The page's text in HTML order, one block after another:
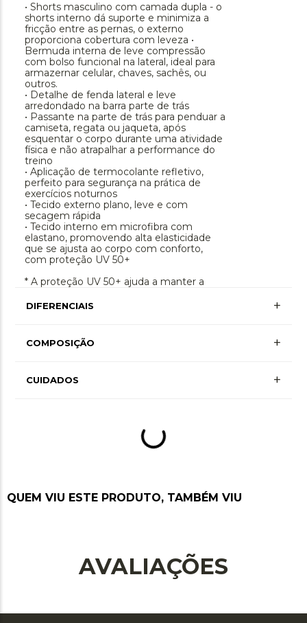
• Shorts masculino com camada dupla - o
shorts interno dá suporte e minimiza a
fricção entre as pernas, o externo
proporciona cobertura com leveza •
Bermuda interna de leve compressão
com bolso funcional na lateral, ideal para
armazernar celular, chaves, sachês, ou
outros.
• Detalhe de fenda lateral e leve
arredondado na barra parte de trás
• Passante na parte de trás para penduar a
camiseta, regata ou jaqueta, após
esquentar o corpo durante uma atividade
física e não atrapalhar a performance do
treino
• Aplicação de termocolante refletivo,
perfeito para segurança na prática de
exercícios noturnos
• Tecido externo plano, leve e com
secagem rápida
• Tecido interno em microfibra com
elastano, promovendo alta elasticidade
que se ajusta ao corpo com conforto,
com proteção UV 50+
* A proteção UV 50+ ajuda a manter a
onde há cobertura do tecido
DIFERENCIAIS +
+ Mais Informações
+ Mais Informações
COMPOSIÇÃO +
Poliester 85% • Elastano 15% • Forro Poliamida
CUIDADOS +
tambor, secagem em varal por gotejamento à
sombra, não passar ou utilizar vaporização,
QUEM VIU ESTE PRODUTO, TAMBÉM VIU
AVALIAÇÕES